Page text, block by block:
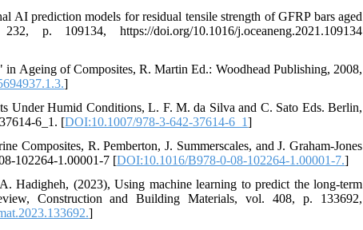
AI prediction models for residual tensile strength of GFRP bars aged
109134, https://doi.org/10.1016/j.oceaneng.2021.109134
Ageing of Composites, R. Martin Ed.: Woodhead Publishing, 2008,
]
Under Humid Conditions, L. F. M. da Silva and C. Sato Eds. Berlin,
6_1. [DOI:10.1007/978-3-642-37614-6_1]
Composites, R. Pemberton, J. Summerscales, and J. Graham-Jones
102264-1.00001-7 [DOI:10.1016/B978-0-08-102264-1.00001-7.]
(2023), Using machine learning to predict the long-term
Construction and Building Materials, vol. 408, p. 133692,
]